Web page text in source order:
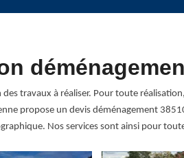
travaux à réaliser. Pour toute
propose un devis déménagement
Nos services sont ainsi pour